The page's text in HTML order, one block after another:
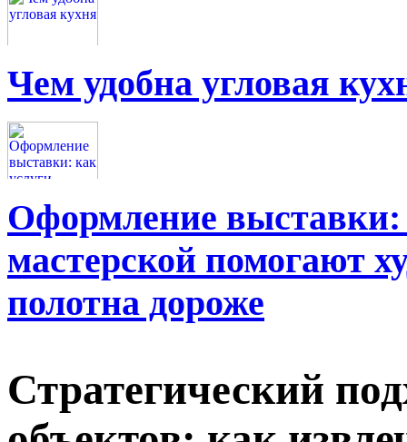
Чем удобна угловая
Оформление выставки:
мастерской помогают
полотна дороже
Стратегический